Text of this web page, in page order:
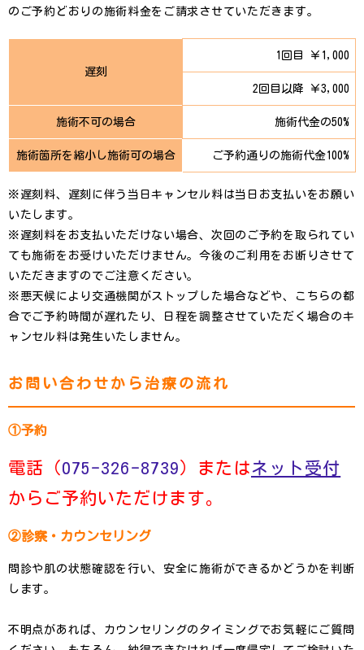
のご予約どおりの施術料金をご請求させていただきます。
遅刻
1回目 ￥1,000
2回目以降 ￥3,000
施術不可の場合 施術代金の50%
施術箇所を縮小し施術可の場合 ご予約通りの施術代金100%
※遅刻料、遅刻に伴う当日キャンセル料は当日お支払いをお願い
いたします。
※遅刻料をお支払いただけない場合、次回のご予約を取られてい
ても施術をお受けいただけません。今後のご利用をお断りさせて
いただきますのでご注意ください。
※悪天候により交通機関がストップした場合などや、こちらの都
合でご予約時間が遅れたり、日程を調整させていただく場合のキ
ャンセル料は発生いたしません。
お問い合わせから治療の流れ
①予約
電話（ 075-326-8739 ）またはネット受付
からご予約いただけます。
②診察・カウンセリング
問診や肌の状態確認を行い、安全に施術ができるかどうかを判断
します。
不明点があれば、カウンセリングのタイミングでお気軽にご質問